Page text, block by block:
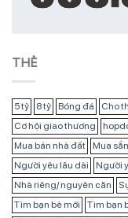
THẺ
5 tỷ 8 tỷ Bóng đá Cho
Cơ hội giao thương
Mua bán nhà đất
Mua
Người yêu lâu dài
Người
Nhà riêng/ nguyên căn
Tìm bạn bè mới
Tìm bạn